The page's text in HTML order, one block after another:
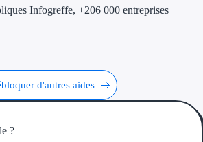
Aides Région
Infogreffe, +206 000 entreprises
d'autres aides
?